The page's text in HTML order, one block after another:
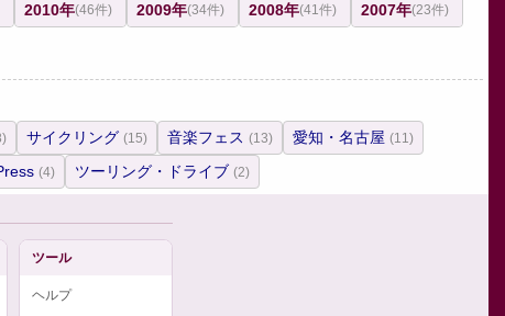
2010年(46件) 2009年(34件) 2008年(41件) 2007年(23件)
サイクリング (15) 音楽フェス (13) 愛知・名古屋 (11)
(4) ツーリング・ドライブ (2)
ツール
ヘルプ